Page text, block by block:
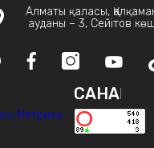
Алматы қаласы,
ауданы – 3, Сейітов
САНАҚ